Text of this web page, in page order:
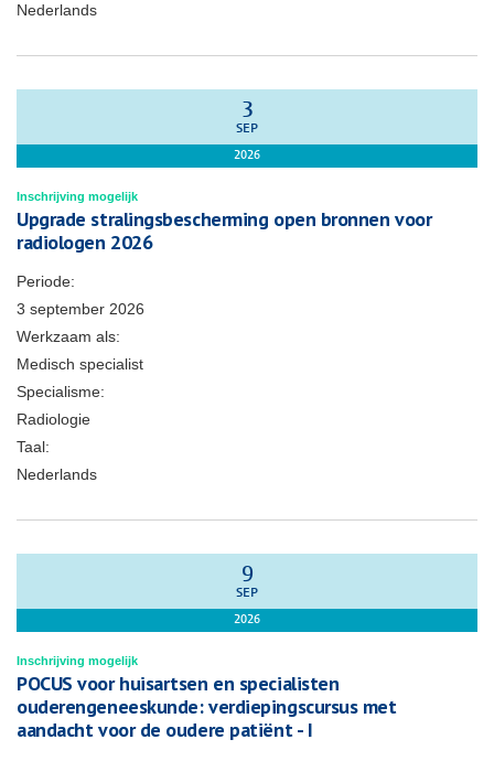
Nederlands
3
SEP
2026
Inschrijving mogelijk
Upgrade stralingsbescherming open bronnen voor
radiologen 2026
Periode:
3 september 2026
Werkzaam als:
Medisch specialist
Specialisme:
Radiologie
Taal:
Nederlands
9
SEP
2026
Inschrijving mogelijk
POCUS voor huisartsen en specialisten
ouderengeneeskunde: verdiepingscursus met
aandacht voor de oudere patiënt - I